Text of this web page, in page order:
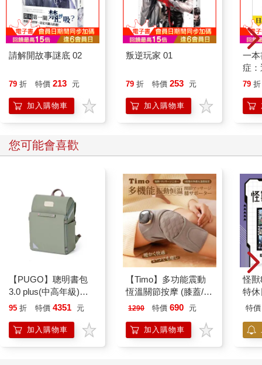
請解開故事謎底 02
79 折 特價 213 元
加入購物車
叛逆玩家 01
79 折 特價 253 元
加入購物車
一
症
開
的
79 折
您可能會喜歡
【PUGO】聰明書包
3.0 plus(中高年級)沙
綠 全新進化玩美上市
95 折 特價 4351 元
加入購物車
【Timo】多功能震動
恆溫關節按摩 (膝蓋/
肩/手肘通用) 無線充電
膝熱敷 【單入組】
1290 特價 690 元
加入購物車
怪獸
特
加購]
特價